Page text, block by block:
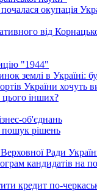
окупація
від
"1944"
землі в Україні:
України хочуть
інших?
об'єднань
пошук рішень
Ради
кандидатів на
кредит по-